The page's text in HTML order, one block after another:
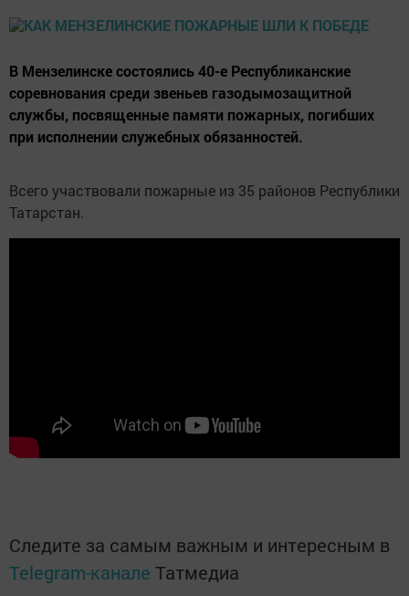
В Мензелинске состоялись 40-е Республиканские
соревнования среди звеньев газодымозащитной
службы, посвященные памяти пожарных, погибших
при исполнении служебных обязанностей.
Всего участвовали пожарные из 35 районов Республики
Татарстан.
Следите за самым важным и интересным в
Telegram-канале Татмедиа